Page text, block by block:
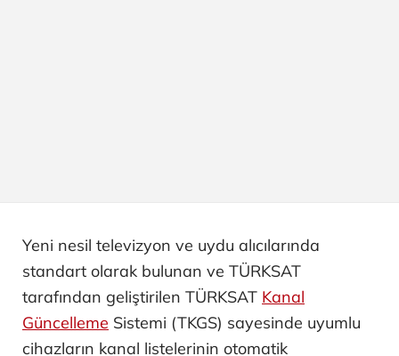
Yeni nesil televizyon ve uydu alıcılarında
standart olarak bulunan ve TÜRKSAT
tarafından geliştirilen TÜRKSAT Kanal
Güncelleme Sistemi (TKGS) sayesinde uyumlu
cihazların kanal listelerinin otomatik